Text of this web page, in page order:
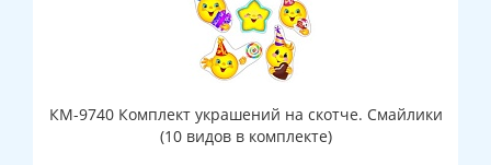
КМ-9740 Комплект украшений на скотче. Смайлики
(10 видов в комплекте)